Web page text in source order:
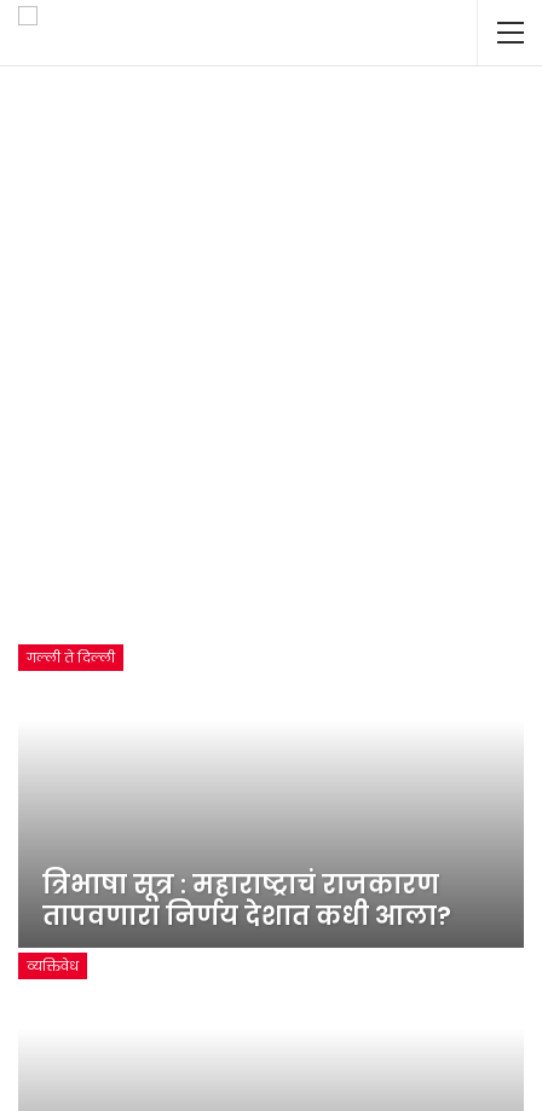
गल्ली ते दिल्ली
त्रिभाषा सूत्र : महाराष्ट्राचं राजकारण
तापवणारा निर्णय देशात कधी आला?
व्यक्तिवेध